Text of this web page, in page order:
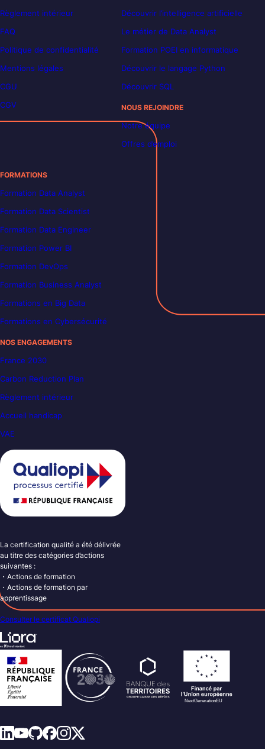
Règlement intérieur
FAQ
Politique de confidentialité
Mentions légales
CGU
CGV
Découvrir l’intelligence artificielle
Le métier de Data Analyst
Formation POEI en informatique
Découvrir le langage Python
Découvrir SQL
NOUS REJOINDRE
Notre équipe
Offres d’emploi
FORMATIONS
Formation Data Analyst
Formation Data Scientist
Formation Data Engineer
Formation Power BI
Formation DevOps
Formation Business Analyst
Formations en Big Data
Formations en Cybersécurité
NOS ENGAGEMENTS
France 2030
Carbon Reduction Plan
Règlement intérieur
Accueil handicap
VAE
La certification qualité a été délivrée
au titre des catégories d’actions
suivantes :
・Actions de formation
・Actions de formation par
apprentissage
Consulter le certificat Qualiopi